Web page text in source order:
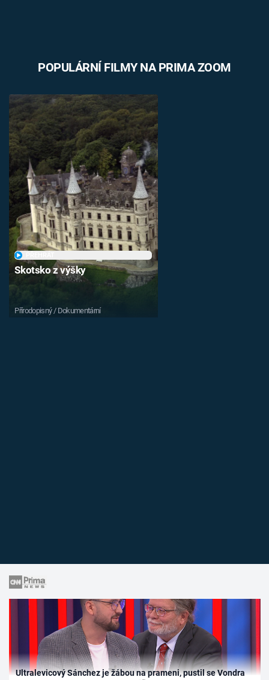
POPULÁRNÍ FILMY NA PRIMA ZOOM
Skotsko z výšky
Přírodopisný / Dokumentární
Ultralevicový Sánchez je žábou na prameni, pustil se Vondra